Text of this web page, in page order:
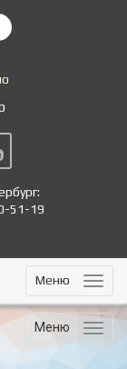
51-19
Меню
Меню